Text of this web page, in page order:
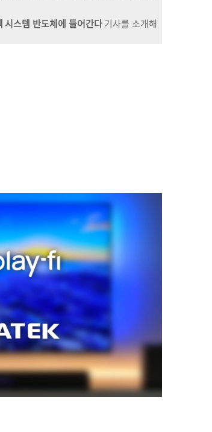
시스템 반도체에 들어간다기사를 소개해